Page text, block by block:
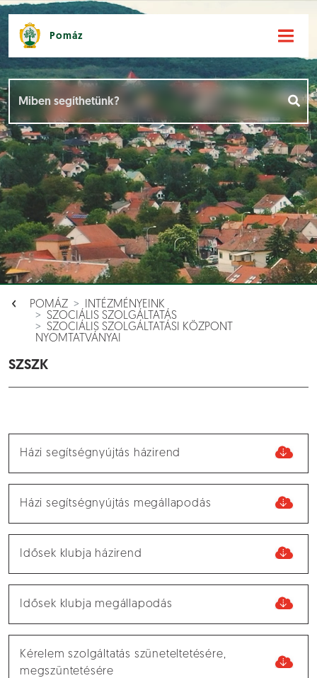
Pomáz
POMÁZ
INTÉZMÉNYEINK
SZOCIÁLIS SZOLGÁLTATÁS
SZOCIÁLIS SZOLGÁLTATÁSI KÖZPONT
NYOMTATVÁNYAI
SZSZK
Házi segítségnyújtás házirend
Házi segítségnyújtás megállapodás
Idősek klubja házirend
Idősek klubja megállapodás
Kérelem szolgáltatás szüneteltetésére,
megszüntetésére
Események []
Dokumentumok [ ]
Aloldalak []